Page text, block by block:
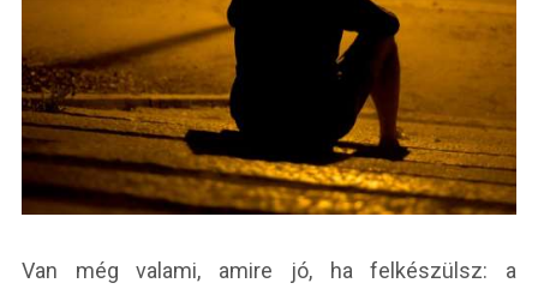
Van még valami, amire jó, ha felkészülsz: a